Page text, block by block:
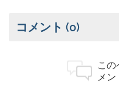
コメント (0)
こ
メ